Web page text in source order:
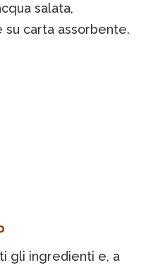
salata,
carta assorbente.
gli ingredienti e, a